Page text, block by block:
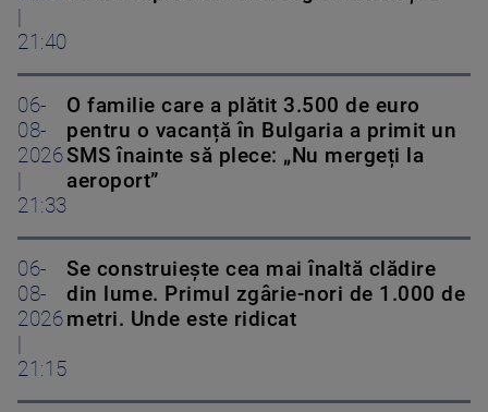
21:40
06-
08-
2026
21:33
O familie care a plătit 3.500 de euro
pentru o vacanță în Bulgaria a primit un
SMS înainte să plece: „Nu mergeți la
aeroport”
06-
08-
2026
21:15
Se construiește cea mai înaltă clădire
din lume. Primul zgârie-nori de 1.000 de
metri. Unde este ridicat